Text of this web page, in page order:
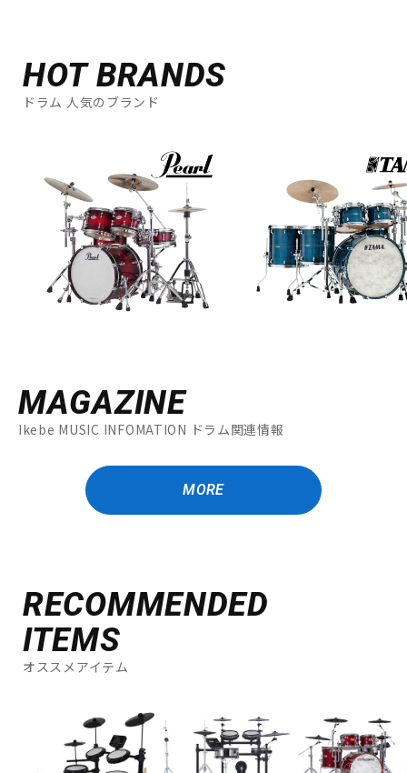
HOT BRANDS
ドラム 人気のブランド
MAGAZINE
Ikebe MUSIC INFOMATION ドラム関連情報
MORE
RECOMMENDED
ITEMS
オススメアイテム